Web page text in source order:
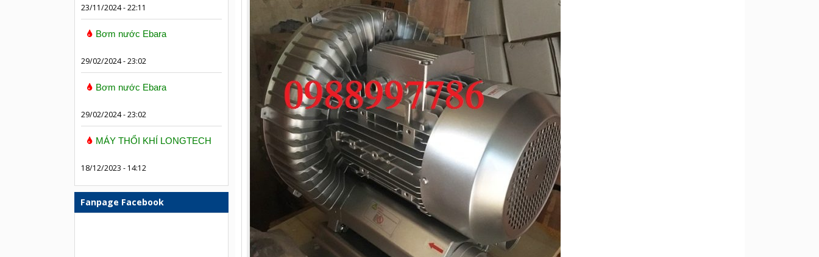
23/11/2024 - 22:11
Bơm nước Ebara
29/02/2024 - 23:02
Bơm nước Ebara
29/02/2024 - 23:02
MÁY THỔI KHÍ LONGTECH
18/12/2023 - 14:12
Fanpage Facebook